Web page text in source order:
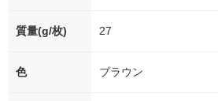
質量(g/枚) 27
色 ブラウン